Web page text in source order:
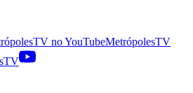
noYouTubeMetrópolesTV